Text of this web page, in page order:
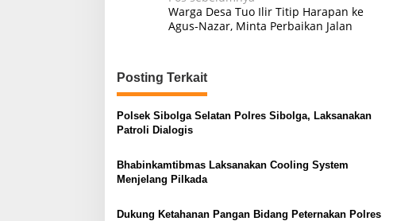
pos
Warga Desa Tuo Ilir Titip Harapan ke
Agus-Nazar, Minta Perbaikan Jalan
Posting Terkait
Polsek Sibolga Selatan Polres Sibolga, Laksanakan
Patroli Dialogis
Bhabinkamtibmas Laksanakan Cooling System
Menjelang Pilkada
Dukung Ketahanan Pangan Bidang Peternakan Polres